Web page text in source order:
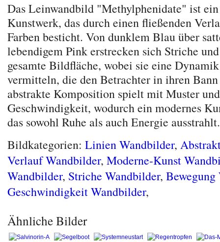
Das Leinwandbild "Methylphenidate" ist
Kunstwerk, das durch einen fließenden
Farben besticht. Von dunklem Blau über
lebendigem Pink erstrecken sich Striche
gesamte Bildfläche, wobei sie eine
vermitteln, die den Betrachter in ihren
abstrakte Komposition spielt mit Muster und
Geschwindigkeit, wodurch ein modernes
das sowohl Ruhe als auch Energie ausstrahlt.
Bildkategorien: Linien Wandbilder,
Verlauf Wandbilder, Moderne-Kunst
Wandbilder, Striche Wandbilder,
Geschwindigkeit Wandbilder,
Ähnliche Bilder